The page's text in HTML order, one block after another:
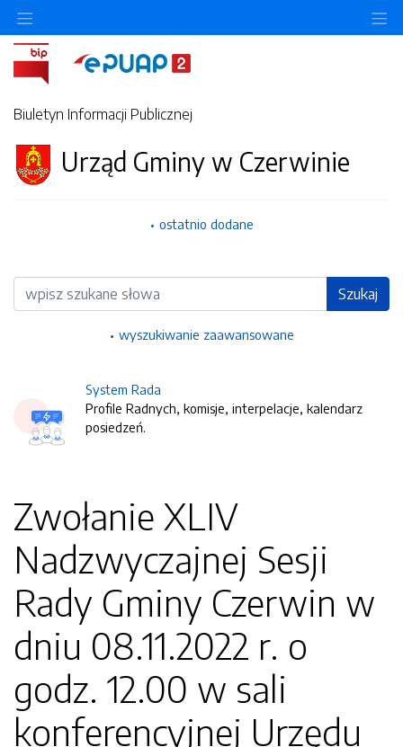
Biuletyn Informacji Publicznej
Urząd Gminy w Czerwinie
ostatnio dodane
Wyszukiwarka Szukaj
wyszukiwanie zaawansowane
System Rada
Profile Radnych, komisje, interpelacje, kalendarz
posiedzeń.
Zwołanie XLIV
Nadzwyczajnej Sesji
Rady Gminy Czerwin w
dniu 08.11.2022 r. o
godz. 12.00 w sali
konferencyjnej Urzędu